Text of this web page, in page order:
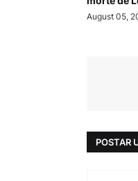
August 05,
POSTAR